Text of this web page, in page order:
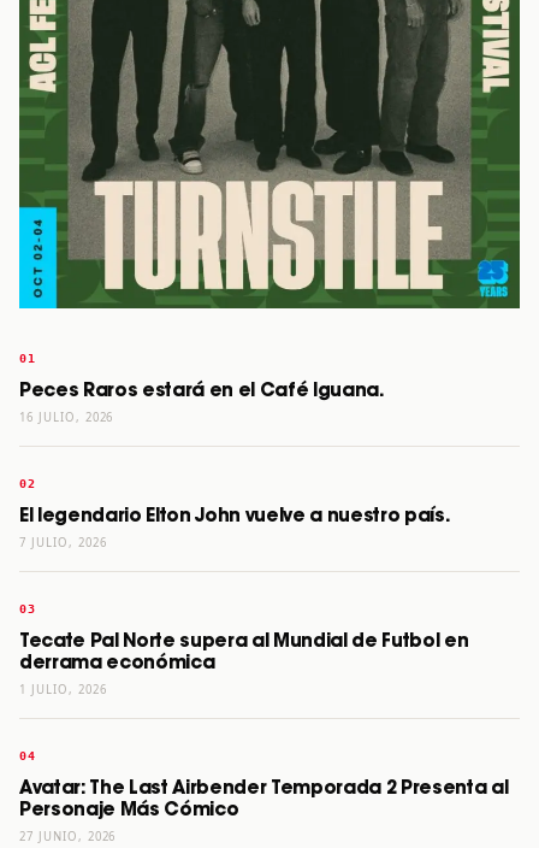
Peces Raros estará en el Café Iguana.
16 JULIO, 2026
El legendario Elton John vuelve a nuestro país.
7 JULIO, 2026
Tecate Pal Norte supera al Mundial de Futbol en
derrama económica
1 JULIO, 2026
Avatar: The Last Airbender Temporada 2 Presenta al
Personaje Más Cómico
27 JUNIO, 2026